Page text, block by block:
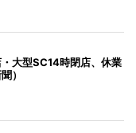
大型SC14時閉店、休業
）